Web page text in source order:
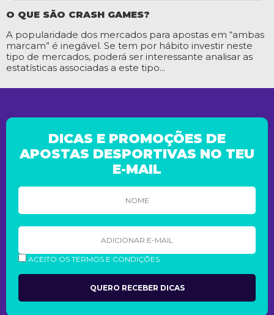
O QUE SÃO CRASH GAMES?
A popularidade dos mercados para apostas em “ambas
marcam” é inegável. Se tem por hábito investir neste
tipo de mercados, poderá ser interessante analisar as
estatísticas associadas a este tipo...
DICAS E PROMOÇÕES DE
APOSTAS DESPORTIVAS NO TEU
E-MAIL
ACEITO OS TERMOS E CONDIÇÕES.